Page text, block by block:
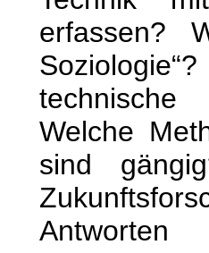
erfassen?
Welche
sind